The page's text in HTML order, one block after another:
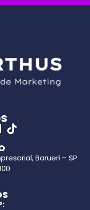
Barueri – SP